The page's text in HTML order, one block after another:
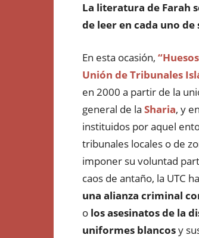
La literatura de Farah
de leer en cada uno
En esta ocasión,
Unión de Tribunales
en 2000 a partir de la
general de la Sharia, y
instituidos por aquel
tribunales locales o de
imponer su voluntad
caos de antaño, la UTC
una alianza criminal
o los asesinatos de la
uniformes blancosy